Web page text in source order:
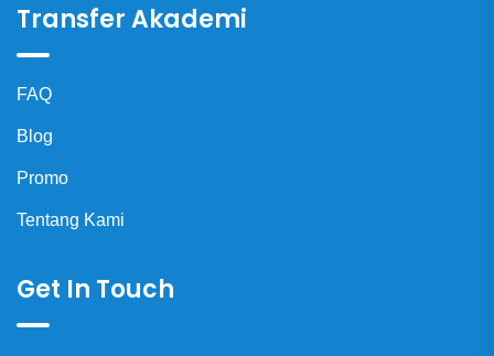
Transfer Akademi
FAQ
Blog
Promo
Tentang Kami
Get In Touch